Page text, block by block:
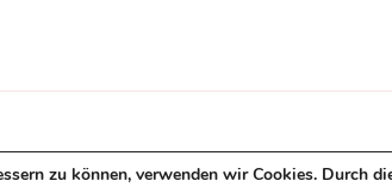
zu können, verwenden wir Cookies. Durch